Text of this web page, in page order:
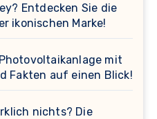
Entdecken Sie die
ikonischen Marke!
mit
Fakten auf einen Blick!
nichts? Die